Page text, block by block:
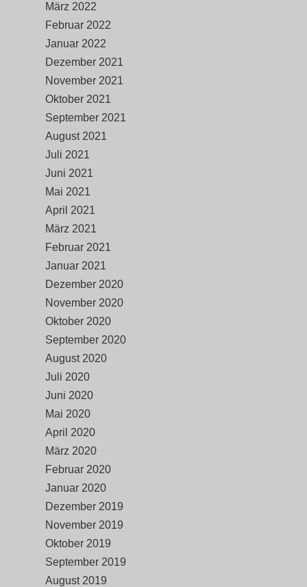
März 2022
Februar 2022
Januar 2022
Dezember 2021
November 2021
Oktober 2021
September 2021
August 2021
Juli 2021
Juni 2021
Mai 2021
April 2021
März 2021
Februar 2021
Januar 2021
Dezember 2020
November 2020
Oktober 2020
September 2020
August 2020
Juli 2020
Juni 2020
Mai 2020
April 2020
März 2020
Februar 2020
Januar 2020
Dezember 2019
November 2019
Oktober 2019
September 2019
August 2019